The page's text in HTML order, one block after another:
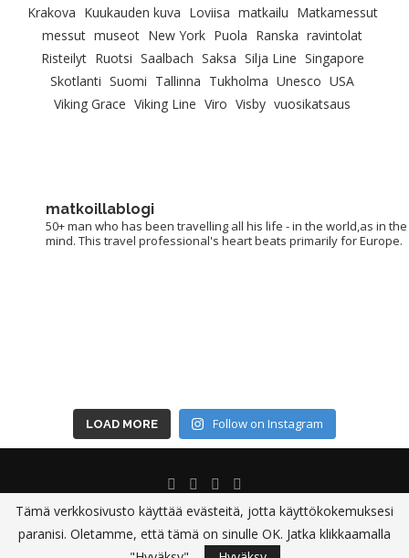
Krakova Kuukauden kuva Loviisa matkailu Matkamessut
messut museot New York Puola Ranska ravintolat
Risteilyt Ruotsi Saalbach Saksa Silja Line Singapore
Skotlanti Suomi Tallinna Tukholma Unesco USA
Viking Grace Viking Line Viro Visby vuosikatsaus
matkoillablogi
50+ man who has been travelling all his life - in the world,as in the
mind. This travel professional's heart beats primarily for Europe.
LOAD MORE Follow on Instagram
@ 2012-2024 - Matkoillablogi.fi
Tämä verkkosivusto käyttää evästeitä, jotta käyttökokemuksesi
paranisi. Oletamme, että tämä on sinulle OK. Jatka klikkaamalla